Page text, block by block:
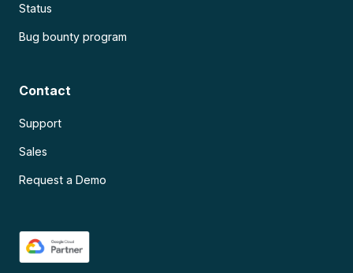
Status
Bug bounty program
Contact
Support
Sales
Request a Demo